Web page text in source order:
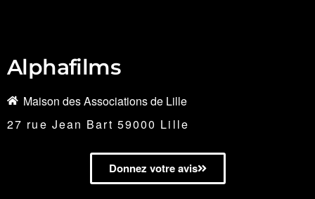
Alphafilms
Maison des Associations de Lille
27 rue Jean Bart 59000 Lille
Donnez votre avis